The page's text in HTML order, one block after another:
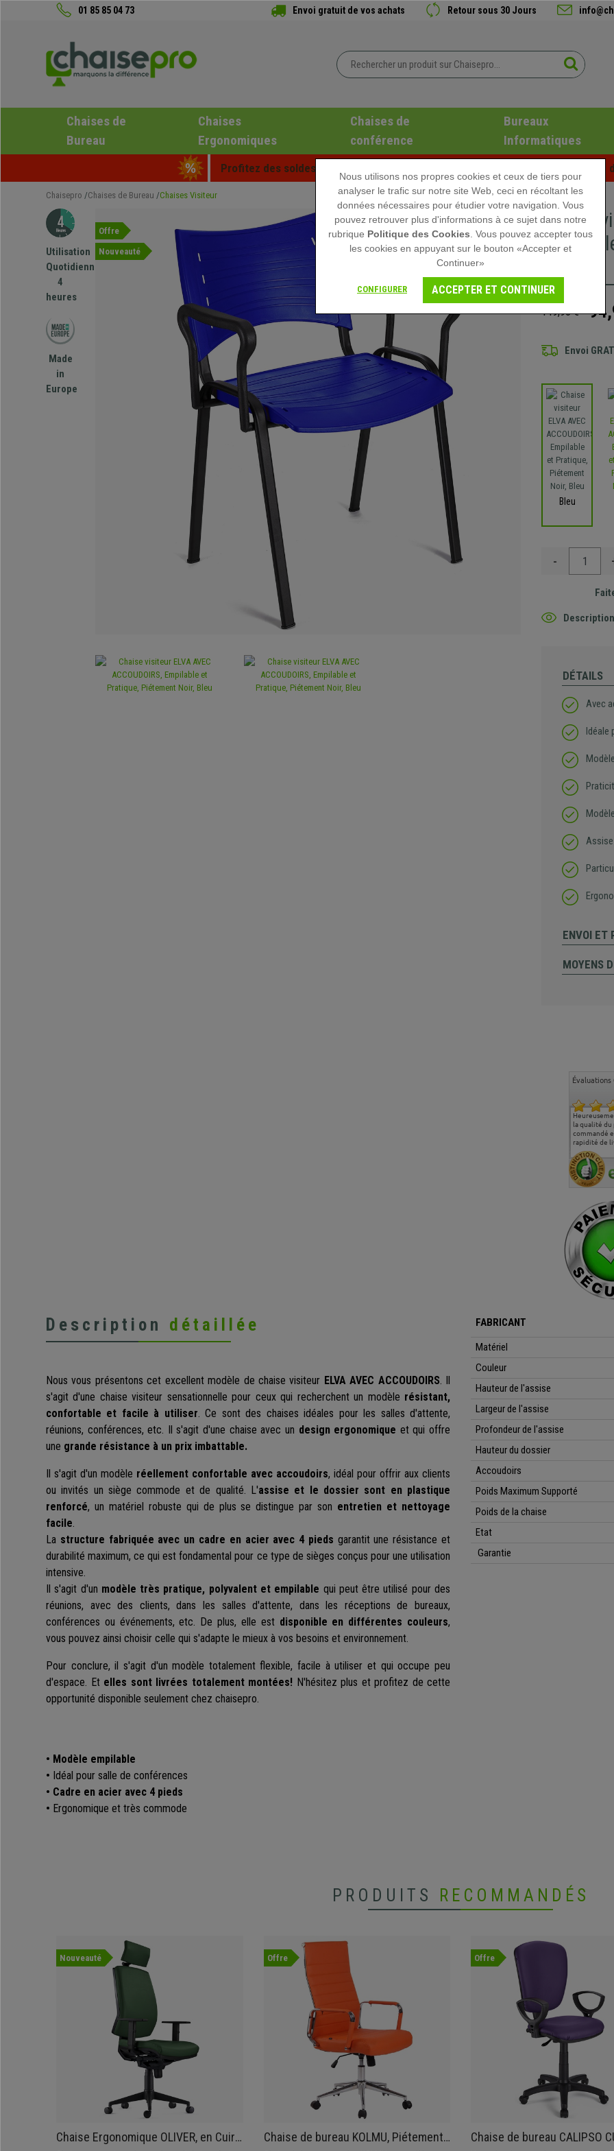
01 85 85 04 73 Envoi gratuit de vos achats Retour sous 30 Jours
Chaises de
Bureau
Chaises
Ergonomiques
Chaises de
conférence
Bureaux
Informatiques
Profitez des soldes d'été chez Chaisepro ! Des réductions exclusives pour une
Chaisepro Chaises de Bureau Chaises Visiteur
Utilisation
Quotidienne
4
heures
Made
in
Europe
Offre
Nouveauté
Chaise
149,90 €
Envoi
Bleu
-
DÉTAILS
Avec
Idéale
ENVOI ET
MOYENS
Évaluations
la qualité
commandé
rapidité de
Description détaillée
Nous vous présentons cet excellent modèle de chaise visiteur ELVA AVEC ACCOUDOIRS. Il
s'agit d'une chaise visiteur sensationnelle pour ceux qui recherchent un modèle résistant,
confortable et facile à utiliser. Ce sont des chaises idéales pour les salles d'attente,
réunions, conférences, etc. Il s'agit d'une chaise avec un design ergonomique et qui offre
une grande résistance à un prix imbattable.
Il s'agit d'un modèle réellement confortable avec accoudoirs, idéal pour offrir aux clients
ou invités un siège commode et de qualité. L'assise et le dossier sont en plastique
renforcé, un matériel robuste qui de plus se distingue par son entretien et nettoyage
facile.
La structure fabriquée avec un cadre en acier avec 4 pieds garantit une résistance et
durabilité maximum, ce qui est fondamental pour ce type de sièges conçus pour une utilisation
intensive.
Il s'agit d'un modèle très pratique, polyvalent et empilable qui peut être utilisé pour des
réunions, avec des clients, dans les salles d'attente, dans les réceptions de bureaux,
conférences ou événements, etc. De plus, elle est disponible en différentes couleurs,
vous pouvez ainsi choisir celle qui s'adapte le mieux à vos besoins et environnement.
Pour conclure, il s'agit d'un modèle totalement flexible, facile à utiliser et qui occupe peu
d'espace. Etelles sont livrées totalement montées! N'hésitez plus et profitez de cette
opportunité disponible seulement chez chaisepro.
• Modèle empilable
• Idéal pour salle de conférences
• Cadre en acier avec 4 pieds
• Ergonomique et très commode
FABRICANT
Matériel
Couleur
Hauteur de l'assise
Largeur de l'assise
Profondeur de l'assise
Hauteur du dossier
Accoudoirs
Poids Maximum Supporté
Poids de la chaise
Etat
Garantie
PRODUITS RECOMMANDÉS
Nouveauté
Chaise Ergonomique OLIVER, en Cuir
Offre
Chaise de bureau KOLMU, Piétement
Offre
Chaise de bureau CALIPSO
Nous utilisons nos propres cookies et ceux de tiers pour
analyser le trafic sur notre site Web, ceci en récoltant les
données nécessaires pour étudier votre navigation. Vous
pouvez retrouver plus d'informations à ce sujet dans notre
rubrique Politique des Cookies . Vous pouvez accepter tous
les cookies en appuyant sur le bouton «Accepter et
Continuer»
CONFIGURER ACCEPTER ET CONTINUER